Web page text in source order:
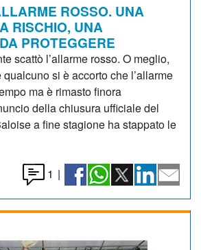
ROSSO. UNA
RISCHIO, UNA
PROTEGGERE
scattò l’allarme rosso. O meglio,
si è accorto che l’allarme
ma è rimasto finora
della chiusura ufficiale del
a fine stagione ha stappato le
1 |